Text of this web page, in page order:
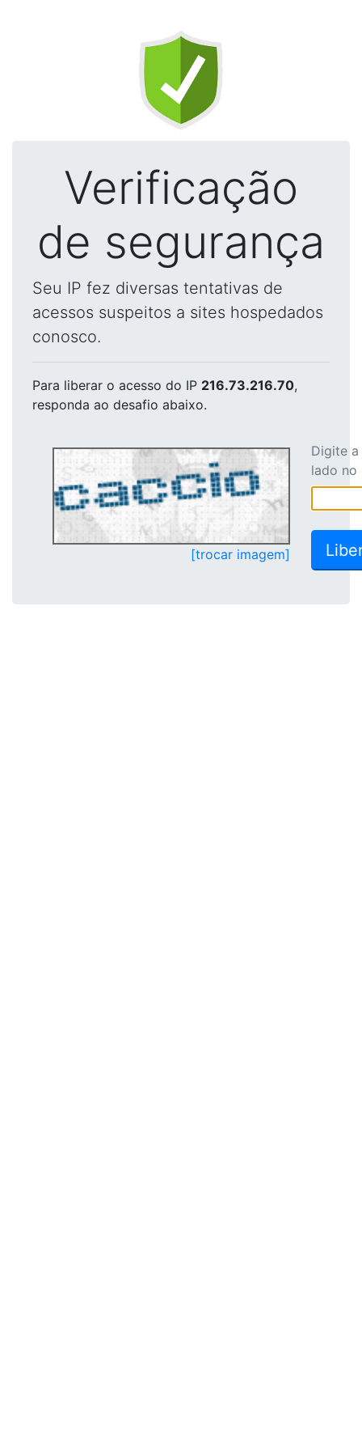
Verificação
de segurança
Seu IP fez diversas tentativas de
acessos suspeitos a sites hospedados
conosco.
Para liberar o acesso do IP 216.73.216.70,
responda ao desafio abaixo.
[trocar imagem]
Digite
lado no